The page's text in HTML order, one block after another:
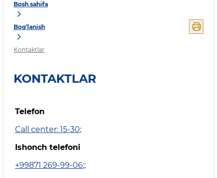
Bosh sahifa
Bog‘lanish
Kontaktlar
KONTAKTLAR
Telefon
Call center: 15-30;
Ishonch telefoni
+99871 269-99-06;;